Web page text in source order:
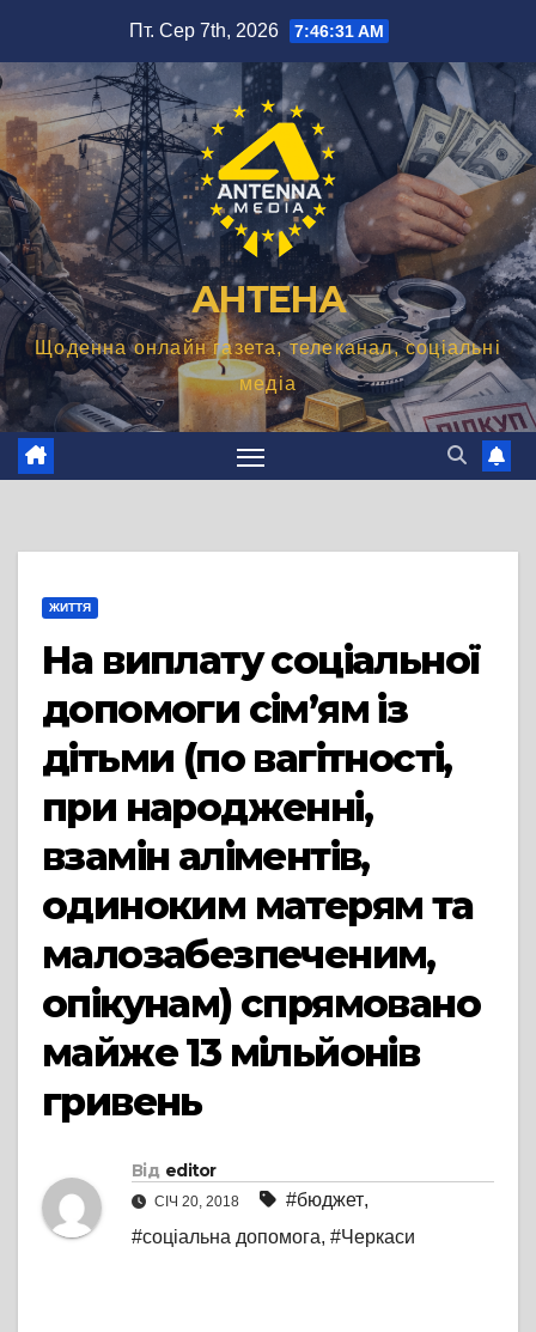
вмісту
Пт. Сер 7th, 2026 7:46:32 AM
АНТЕНА
Щоденна онлайн газета, телеканал, соціальні
медіа
ЖИТТЯ
На виплату соціальної
допомоги сім’ям із
дітьми (по вагітності,
при народженні,
взамін аліментів,
одиноким матерям та
малозабезпеченим,
опікунам) спрямовано
майже 13 мільйонів
гривень
Від editor
СІЧ 20, 2018 #бюджет,
#соціальна допомога, #Черкаси